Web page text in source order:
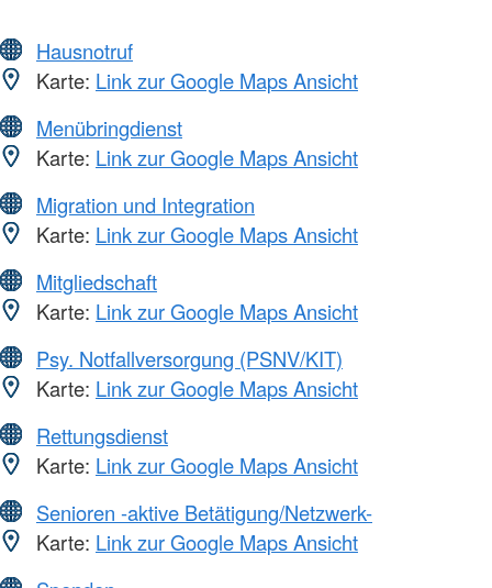
Hausnotruf
Karte: Link zur Google Maps Ansicht
Menübringdienst
Karte: Link zur Google Maps Ansicht
Migration und Integration
Karte: Link zur Google Maps Ansicht
Mitgliedschaft
Karte: Link zur Google Maps Ansicht
Psy. Notfallversorgung (PSNV/KIT)
Karte: Link zur Google Maps Ansicht
Rettungsdienst
Karte: Link zur Google Maps Ansicht
Senioren -aktive Betätigung/Netzwerk-
Karte: Link zur Google Maps Ansicht